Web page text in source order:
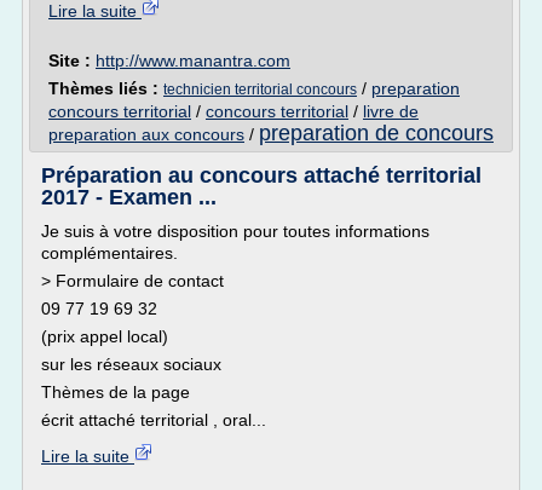
Lire la suite
Site : http://www.manantra.com
Thèmes liés : technicien territorial concours / preparation
concours territorial / concours territorial / livre de
preparation aux concours / preparation de concours
Préparation au concours attaché territorial
2017 - Examen ...
Je suis à votre disposition pour toutes informations
complémentaires.
> Formulaire de contact
09 77 19 69 32
(prix appel local)
sur les réseaux sociaux
Thèmes de la page
écrit attaché territorial , oral...
Lire la suite